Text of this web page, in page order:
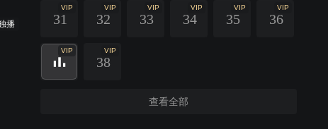
VIP
31
VIP
32
VIP
33
VIP
34
VIP
35
VIP
36
VIP VIP
38
查看全部
播